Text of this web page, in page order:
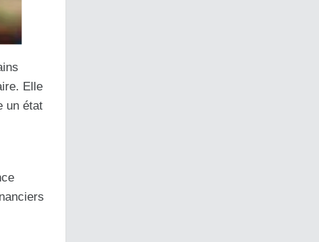
Elle
un état